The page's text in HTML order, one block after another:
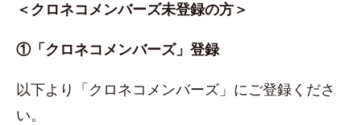
＜クロネコメンバーズ未登録の方＞
①「クロネコメンバーズ」登録
以下より「クロネコメンバーズ」にご登録くださ
い。